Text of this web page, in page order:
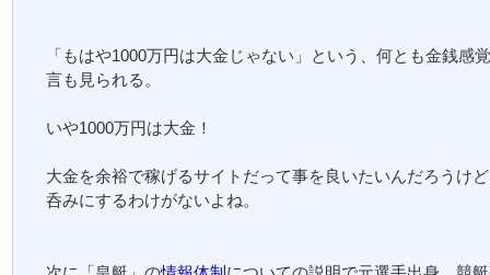
「もはや1000万円は大金じゃない」という、何とも金銭感
言も見られる。
いや1000万円は大金！
大金を余裕で稼げるサイトだって事を良いたいんだろうけ
呑みにするわけがないよね。